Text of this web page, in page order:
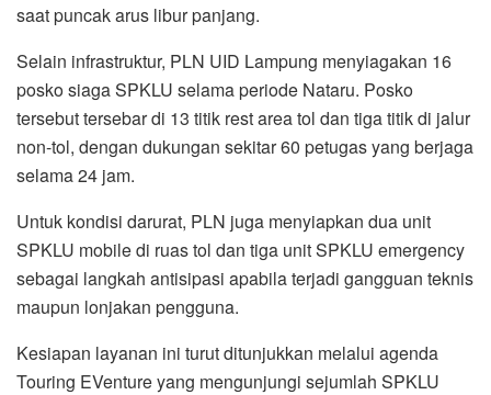
saat puncak arus libur panjang.
Selain infrastruktur, PLN UID Lampung menyiagakan 16
posko siaga SPKLU selama periode Nataru. Posko
tersebut tersebar di 13 titik rest area tol dan tiga titik di jalur
non-tol, dengan dukungan sekitar 60 petugas yang berjaga
selama 24 jam.
Untuk kondisi darurat, PLN juga menyiapkan dua unit
SPKLU mobile di ruas tol dan tiga unit SPKLU emergency
sebagai langkah antisipasi apabila terjadi gangguan teknis
maupun lonjakan pengguna.
Kesiapan layanan ini turut ditunjukkan melalui agenda
Touring EVenture yang mengunjungi sejumlah SPKLU